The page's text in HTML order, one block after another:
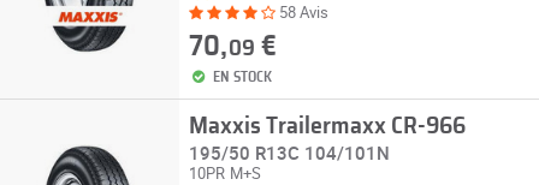
58 Avis
70,09 €
EN STOCK
Maxxis Trailermaxx CR-966
195/50 R13C 104/101N
10PR M+S